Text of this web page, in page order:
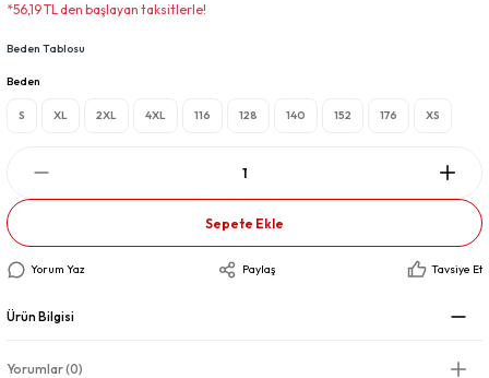
*56,19 TL den başlayan taksitlerle!
Beden Tablosu
Beden
S XL 2XL 4XL 116 128 140 152 176 XS
Sepete Ekle
Yorum Yaz Paylaş Tavsiye Et
Ürün Bilgisi
Yorumlar (0)